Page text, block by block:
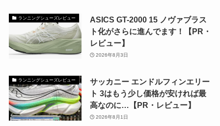
ランニングシューズレビュー
ASICS GT-2000 15 ノヴァブラス
ト化がさらに進んでます！【PR・
レビュー】
2026年8月3日
ランニングシューズレビュー
サッカニー エンドルフィンエリー
ト 3はもう少し価格が安ければ最
高なのに…【PR・レビュー】
2026年8月1日